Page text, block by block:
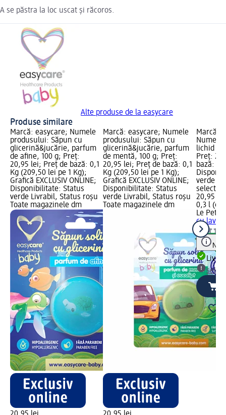
A se păstra la loc uscat și răcoros.
Alte produse de la easycare
Produse similare
Marcă: easycare; Numele
produsului: Săpun cu
glicerină&jucărie, parfum
de afine, 100 g; Preț:
20,95 lei; Preț de bază: 0,1
Kg (209,50 lei pe 1 Kg);
Grafică EXCLUSIV ONLINE;
Disponibilitate: Status
verde Livrabil, Status roșu
Toate magazinele dm
Marcă: easycare; Numele
produsului: Săpun cu
glicerină&jucărie, parfum
de mentă, 100 g; Preț:
20,95 lei; Preț de bază: 0,1
Kg (209,50 lei pe 1 Kg);
Grafică EXCLUSIV ONLINE;
Disponibilitate: Status
verde Livrabil, Status roșu
Toate magazinele dm
Marcă:
Numele
lichid cu
Preț:
bază:
verde
20,95 lei
0,3 l
Le Petit
cu
Notă